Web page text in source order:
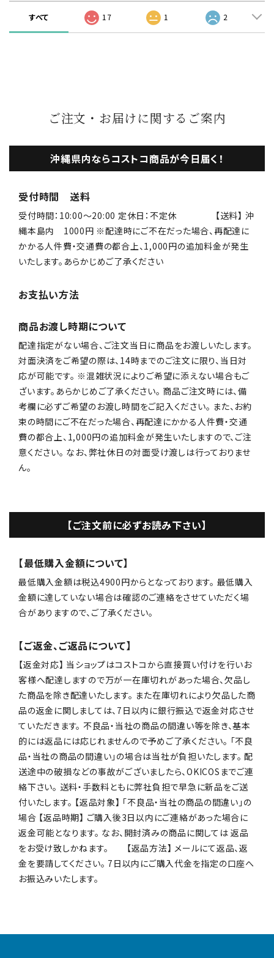
すべて 17 1 2
ご注文・お届けに関するご案内
沖縄県内ならコストコ商品が今日届く！
受付時間 送料
受付時間：10:00〜20:00 定休日：不定休 【送料】 沖
縄本島内 1000円 ※配達時にご不在だった場合、再配達に
かかる人件費・交通費の都合上、1,000円の追加料金が発生
いたします。あらかじめご了承ください
お支払い方法
商品お渡し時期について
配達指定がない場合、ご注文当日に商品をお渡しいたします。
対面決済をご希望の際は、14時までのご注文に限り、当日対
応が可能です。 ※混雑状況によりご希望に添えない場合もご
ざいます。あらかじめご了承ください。 商品ご注文時には、備
考欄に必ずご希望のお渡し時間をご記入ください。 また、お約
束の時間にご不在だった場合、再配達にかかる人件費・交通
費の都合上、1,000円の追加料金が発生いたしますので、ご注
意ください。 なお、弊社休日の対面受け渡しは行っておりませ
ん。
【ご注文前に必ずお読み下さい】
【最低購入金額について】
最低購入金額は税込4900円からとなっております。 最低購入
金額に達していない場合は確認のご連絡をさせていただく場
合がありますので、ご了承ください。
【ご返金、ご返品について】
【返金対応】 当ショップはコストコから直接買い付けを行いお
客様へ配達しますので万が一在庫切れがあった場合、欠品し
た商品を除き配達いたします。 また在庫切れにより欠品した商
品の返金に関しましては、7日以内に銀行振込で返金対応させ
ていただきます。 不良品・当社の商品の間違い等を除き、基本
的には返品には応じれませんので予めご了承ください。 「不良
品・当社の商品の間違い」の場合は当社が負担いたします。 配
送途中の破損などの事故がございましたら、OKICOSまでご連
絡下さい。 送料・手数料ともに弊社負担で早急に新品をご送
付いたします。 【返品対象】 「不良品・当社の商品の間違い」の
場合 【返品時期】 ご購入後3日以内にご連絡があった場合に
返金可能となります。 なお、開封済みの商品に関しては 返品
をお受け致しかねます。 【返品方法】 メールにて返品、返
金を要請してください。 7日以内にご購入代金を指定の口座へ
お振込みいたします。